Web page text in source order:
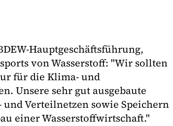
Hauptgeschäftsführung,
von Wasserstoff: "Wir sollten
für die Klima- und
Unsere sehr gut ausgebaute
Verteilnetzen sowie Speichern
einer Wasserstoffwirtschaft."